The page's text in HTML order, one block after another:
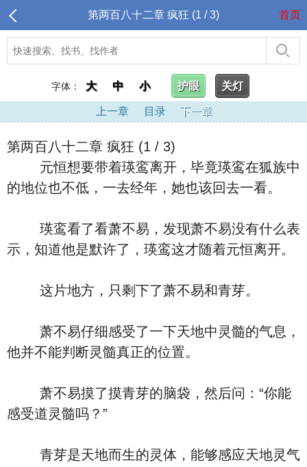
第两百八十二章 疯狂 (1 / 3) 首页
字体： 大 中 小 护眼 关灯
上一章 目录 下一章
第两百八十二章 疯狂 (1 / 3)
元恒想要带着瑛鸾离开，毕竟瑛鸾在狐族中
的地位也不低，一去经年，她也该回去一看。
瑛鸾看了看萧不易，发现萧不易没有什么表
示，知道他是默许了，瑛鸾这才随着元恒离开。
这片地方，只剩下了萧不易和青芽。
萧不易仔细感受了一下天地中灵髓的气息，
他并不能判断灵髓真正的位置。
萧不易摸了摸青芽的脑袋，然后问：“你能
感受道灵髓吗？”
青芽是天地而生的灵体，能够感应天地灵气